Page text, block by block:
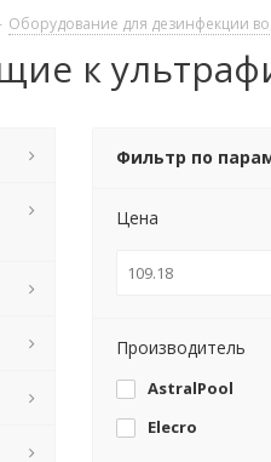
Оборудование для дезинфекции
к
Фильтр по
Цена
Производитель
AstralPool
Elecro